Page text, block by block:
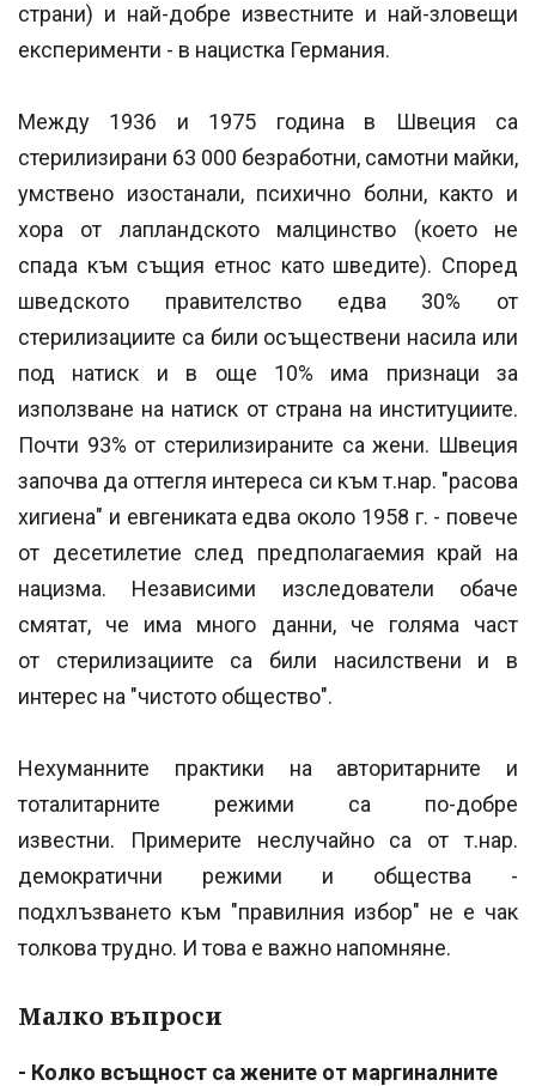
страни) и най-добре известните и най-зловещи
експерименти - в нацистка Германия.
Между 1936 и 1975 година в Швеция са
стерилизирани 63 000 безработни, самотни майки,
умствено изостанали, психично болни, както и
хора от лапландското малцинство (което не
спада към същия етнос като шведите). Според
шведското правителство едва 30% от
стерилизациите са били осъществени насила или
под натиск и в още 10% има признаци за
използване на натиск от страна на институциите.
Почти 93% от стерилизираните са жени. Швеция
започва да оттегля интереса си към т.нар. "расова
хигиена" и евгениката едва около 1958 г. - повече
от десетилетие след предполагаемия край на
нацизма. Независими изследователи обаче
смятат, че има много данни, че голяма част
от стерилизациите са били насилствени и в
интерес на "чистото общество".
Нехуманните практики на авторитарните и
тоталитарните режими са по-добре
известни. Примерите неслучайно са от т.нар.
демократични режими и общества -
подхлъзването към "правилния избор" не е чак
толкова трудно. И това е важно напомняне.
Малко въпроси
- Колко всъщност са жените от маргиналните